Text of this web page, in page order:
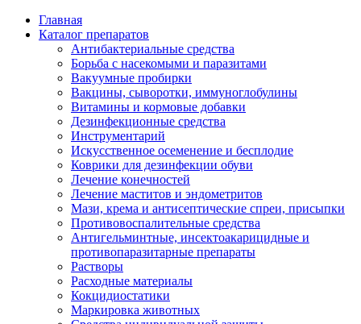
Главная
Каталог препаратов
Антибактериальные средства
Борьба с насекомыми и паразитами
Вакуумные пробирки
Вакцины, сыворотки, иммуноглобулины
Витамины и кормовые добавки
Дезинфекционные средства
Инструментарий
Искусственное осеменение и бесплодие
Коврики для дезинфекции обуви
Лечение конечностей
Лечение маститов и эндометритов
Мази, крема и антисептические спреи, присыпки
Противовоспалительные средства
Антигельминтные, инсектоакарицидные и
противопаразитарные препараты
Растворы
Расходные материалы
Кокцидиостатики
Маркировка животных